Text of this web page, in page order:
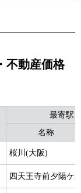
不動産価格
最寄駅
名称
桜川(大阪)
四天王寺前夕陽ケ